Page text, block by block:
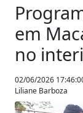
em
no
02/06/2026
Liliane Barboza